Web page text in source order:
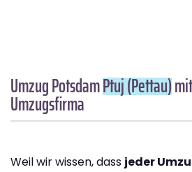
Umzug PotsdamPtuj (Pettau)
Umzugsfirma
Weil wir wissen, dass jeder